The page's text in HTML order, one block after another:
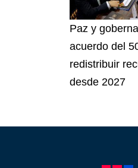
Paz y
acuerdo del
redistribuir
desde 2027